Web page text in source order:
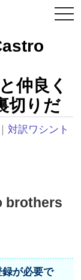
仲良く
切りだ
｜対訳ワシント
brothers
が必要で